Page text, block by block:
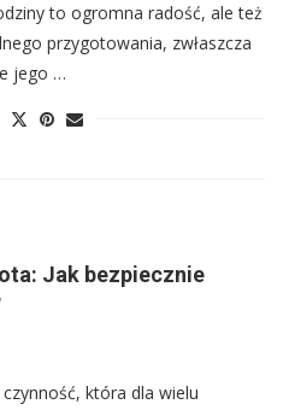
to ogromna radość, ale też
przygotowania, zwłaszcza
jego …
Jak bezpiecznie
która dla wielu